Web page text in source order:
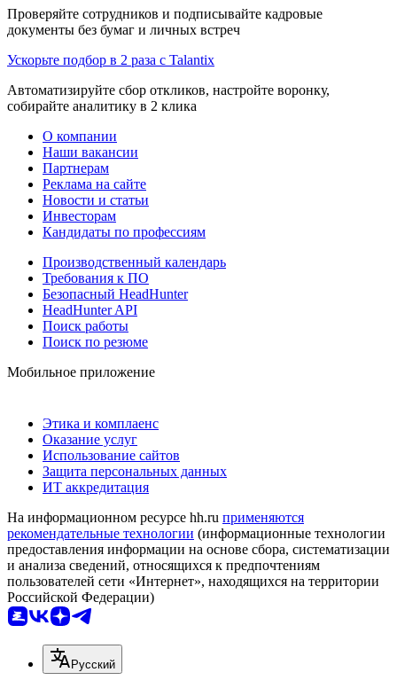
Проверяйте сотрудников и подписывайте кадровые
документы без бумаг и личных встреч
Ускорьте подбор в 2 раза с Talantix
Автоматизируйте сбор откликов, настройте воронку,
собирайте аналитику в 2 клика
О компании
Наши вакансии
Партнерам
Реклама на сайте
Новости и статьи
Инвесторам
Кандидаты по профессиям
Производственный календарь
Требования к ПО
Безопасный HeadHunter
HeadHunter API
Поиск работы
Поиск по резюме
Мобильное приложение
Этика и комплаенс
Оказание услуг
Использование сайтов
Защита персональных данных
ИТ аккредитация
На информационном ресурсе hh.ru применяются
рекомендательные технологии (информационные технологии
предоставления информации на основе сбора, систематизации
и анализа сведений, относящихся к предпочтениям
пользователей сети «Интернет», находящихся на территории
Российской Федерации)
Русский